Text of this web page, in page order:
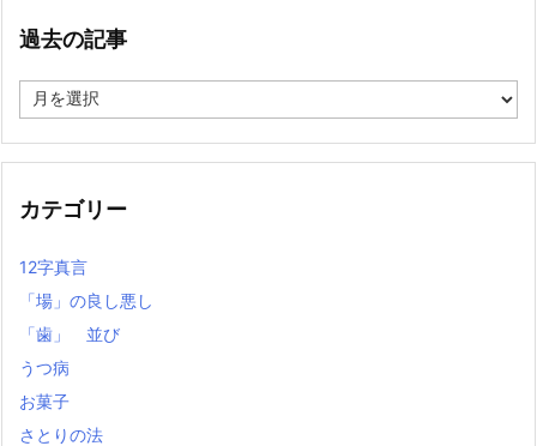
過去の記事
去
記
カテゴリー
12字真言
「場」の良し悪し
「歯」 並び
うつ病
お菓子
さとりの法